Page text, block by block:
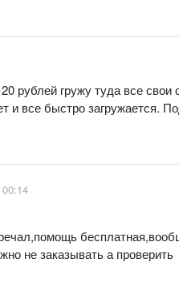
рублей гружу туда все
и все быстро загружается.
не заказывать а проверить